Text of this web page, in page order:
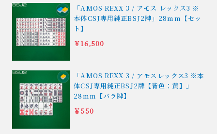
「AMOS REXX 3 / アモス レックス3 ※
本体CSJ専用純正BSJ2牌」28mm【セッ
ト】
￥16,500
「AMOS REXX 3 / アモスレックス3 ※本
体CSJ専用純正BSJ2牌【背色：黄】」
28mm【バラ牌】
￥550